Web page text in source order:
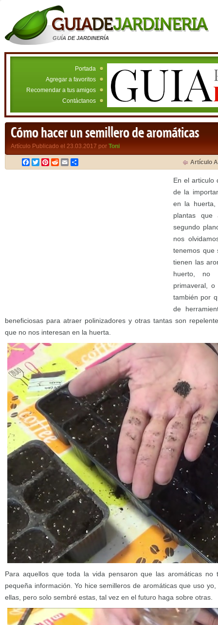
GUÍA DE JARDINERÍA
Portada
Agregar a favoritos
Recomendar a tus amigos
Contáctanos
Cómo hacer un semillero de aromáticas
Artículo Publicado el 23.03.2017 por Toni
Facebook
TwitterPinterest
RedditEmail Artículo
En el articulo
de la
en la
plantas que
segundo
nos
tenemos que
tienen las
huerto, no
primaveral,
también por
de
beneficiosas para atraer polinizadores y otras tantas son
que no nos interesan en la huerta.
Para aquellos que toda la vida pensaron que las aromáticas no
pequeña información. Yo hice semilleros de aromáticas que uso
ellas, pero solo sembré estas, tal vez en el futuro haga sobre otras.